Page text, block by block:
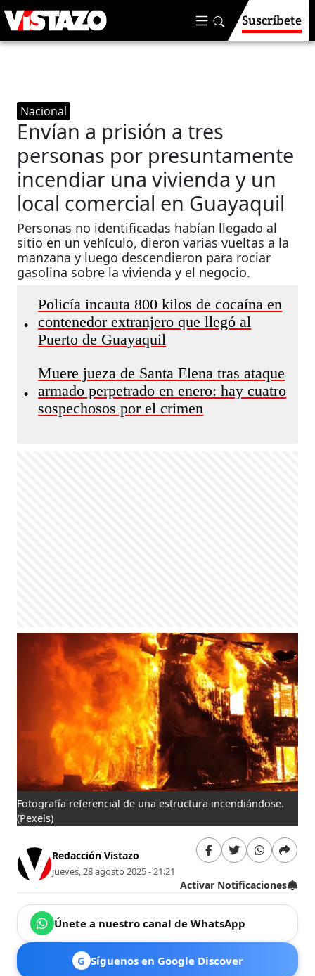
Suscríbete
Nacional
Envían a prisión a tres
personas por presuntamente
incendiar una vivienda y un
local comercial en Guayaquil
Personas no identificadas habían llegado al
sitio en un vehículo, dieron varias vueltas a la
manzana y luego descendieron para rociar
gasolina sobre la vivienda y el negocio.
•
Policía incauta 800 kilos de cocaína en
contenedor extranjero que llegó al
Puerto de Guayaquil
•
Muere jueza de Santa Elena tras ataque
armado perpetrado en enero: hay cuatro
sospechosos por el crimen
Fotografía referencial de una estructura incendiándose.
(Pexels)
Redacción Vistazo
jueves, 28 agosto 2025 - 21:21
Activar Notificaciones
Únete a nuestro canal de WhatsApp
G Síguenos en Google Discover